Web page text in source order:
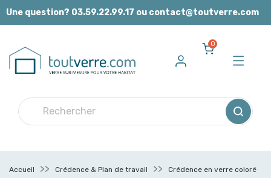
Panneau de gestion des cookies
Une question? 03.59.22.99.17 ou contact@toutverre.com
0
Accueil Crédence & Plan de travail
Crédence en verre coloré